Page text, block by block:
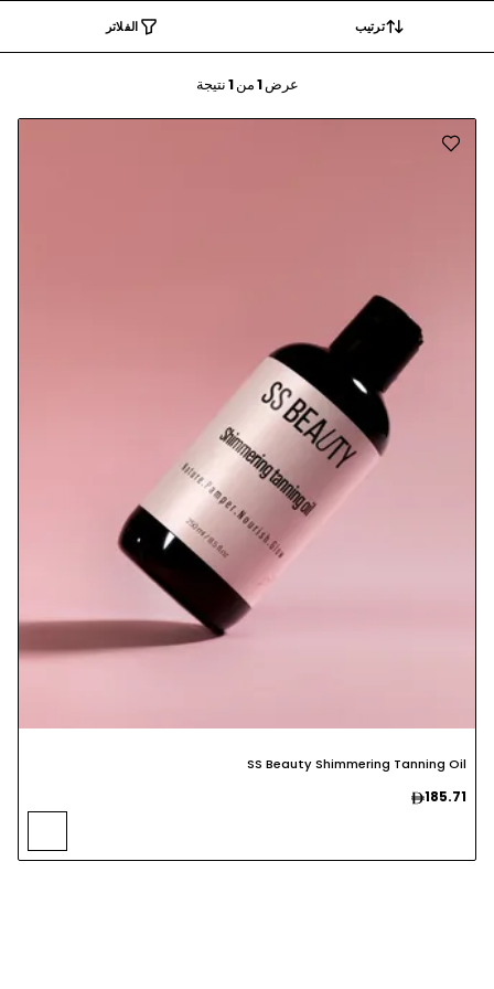
ترتيب الفلاتر
عرض 1من 1نتيجة
SS Beauty Shimmering Tanning Oil
185.71